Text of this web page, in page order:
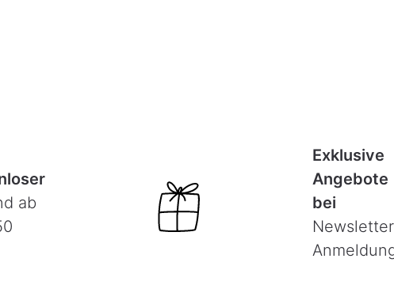
ab
Exklusive
Angebote
bei